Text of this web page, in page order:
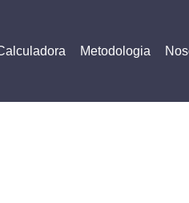
Metodologia